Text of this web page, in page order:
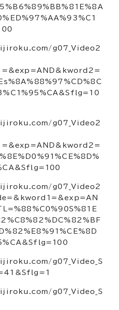
g07_Video2
g07_Video2
g07_Video2
g07_Video_S
g07_Video_S